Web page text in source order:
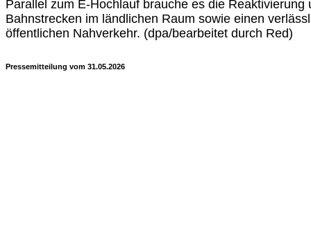
Parallel zum E-Hochlauf brauche es die Reaktivierung
Bahnstrecken im ländlichen Raum sowie einen
öffentlichen Nahverkehr. (dpa/bearbeitet durch Red)
Pressemitteilung vom 31.05.2026